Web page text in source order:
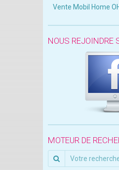
Vente Mobil Home
NOUS REJOINDRE
MOTEUR DE